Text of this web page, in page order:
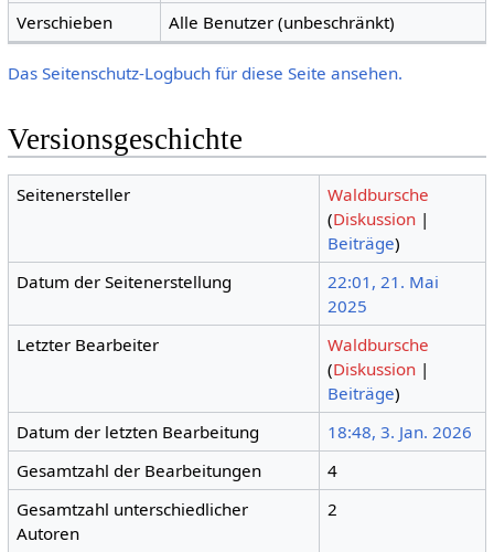
Verschieben
Alle Benutzer (unbeschränkt)
Das Seitenschutz-Logbuch für diese Seite ansehen.
Versionsgeschichte
Seitenersteller
Waldbursche
(Diskussion |
Beiträge)
Datum der Seitenerstellung
22:01, 21. Mai
2025
Letzter Bearbeiter
Waldbursche
(Diskussion |
Beiträge)
Datum der letzten Bearbeitung
18:48, 3. Jan. 2026
Gesamtzahl der Bearbeitungen
4
Gesamtzahl unterschiedlicher
Autoren
2